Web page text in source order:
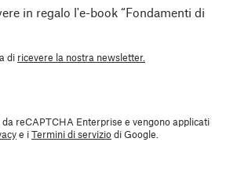
in regalo l'e-book “Fondamenti di
di ricevere la nostra newsletter.
reCAPTCHA Enterprise e vengono applicati
e iTermini di serviziodi Google.